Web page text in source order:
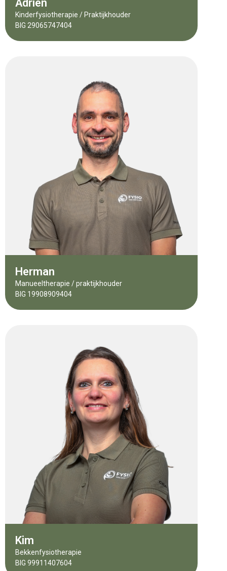
Adrien
Kinderfysiotherapie / Praktijkhouder
BIG 29065747404
Herman
Manueeltherapie / praktijkhouder
BIG 19908909404
Kim
Bekkenfysiotherapie
BIG 99911407604